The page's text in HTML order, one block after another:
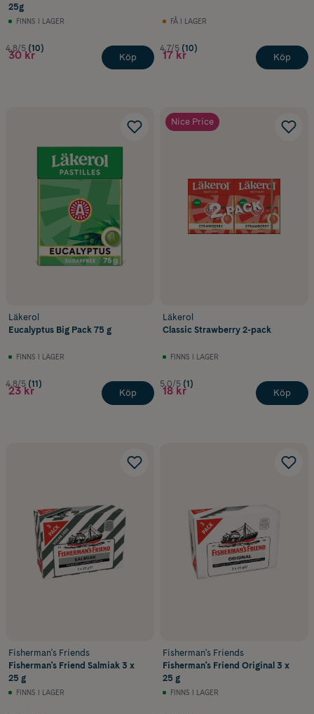
25g
FINNS I LAGER
4.8/5 (10)
30 kr Köp
FÅ I LAGER
4.7/5 (10)
17 kr Köp
Läkerol
Eucalyptus Big Pack 75 g
FINNS I LAGER
4.8/5 (11)
23 kr Köp
Nice Price
Läkerol
Classic Strawberry 2-pack
FINNS I LAGER
5.0/5 (1)
18 kr Köp
Fisherman's Friends
Fisherman's Friend Salmiak 3 x
25 g
FINNS I LAGER
Fisherman's Friends
Fisherman's Friend Original 3 x
25 g
FINNS I LAGER